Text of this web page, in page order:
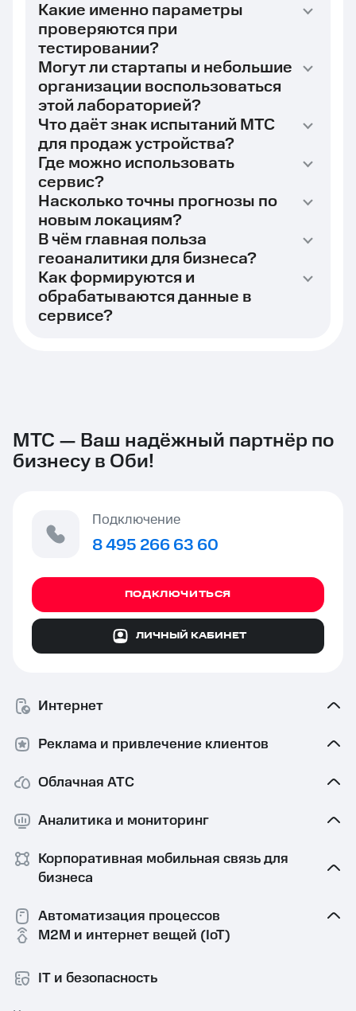
Какие именно параметры
проверяются при
тестировании?
Могут ли стартапы и небольшие
организации воспользоваться
этой лабораторией?
Что даёт знак испытаний МТС
для продаж устройства?
Где можно использовать
сервис?
Насколько точны прогнозы по
новым локациям?
В чём главная польза
геоаналитики для бизнеса?
Как формируются и
обрабатываются данные в
сервисе?
МТС — Ваш надёжный партнёр по
бизнесу в Оби!
Подключение
8 495 266 63 60
ПОДКЛЮЧИТЬСЯ
ЛИЧНЫЙ КАБИНЕТ
Интернет
Реклама и привлечение клиентов
Облачная АТС
Аналитика и мониторинг
Корпоративная мобильная связь⁠ для
бизнеса
Автоматизация процессов
M2M и интернет вещей (IoT)
IT и безопасность